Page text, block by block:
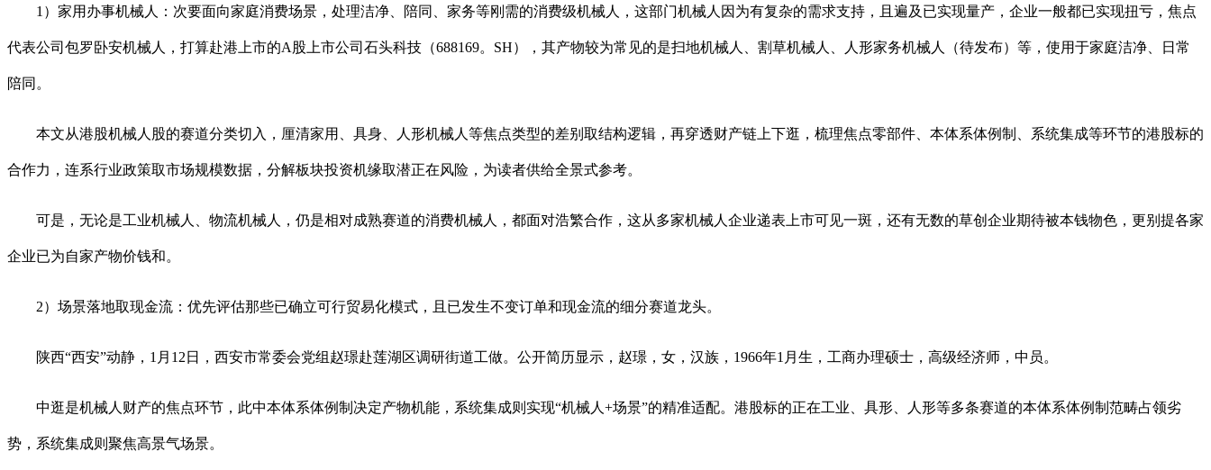
1）家用办事机械人：次要面向家庭消费场景，处理洁净、陪同、家务等刚需的消费级机械人，这部门机械人因为有复杂的需求支持，且遍及已实现量产，企业一般都已实现扭亏，焦点
代表公司包罗卧安机械人，打算赴港上市的A股上市公司石头科技（688169。SH），其产物较为常见的是扫地机械人、割草机械人、人形家务机械人（待发布）等，使用于家庭洁净、日常
陪同。
本文从港股机械人股的赛道分类切入，厘清家用、具身、人形机械人等焦点类型的差别取结构逻辑，再穿透财产链上下逛，梳理焦点零部件、本体系体例制、系统集成等环节的港股标的
合作力，连系行业政策取市场规模数据，分解板块投资机缘取潜正在风险，为读者供给全景式参考。
可是，无论是工业机械人、物流机械人，仍是相对成熟赛道的消费机械人，都面对浩繁合作，这从多家机械人企业递表上市可见一斑，还有无数的草创企业期待被本钱物色，更别提各家
企业已为自家产物价钱和。
2）场景落地取现金流：优先评估那些已确立可行贸易化模式，且已发生不变订单和现金流的细分赛道龙头。
陕西“西安”动静，1月12日，西安市常委会党组赵璟赴莲湖区调研街道工做。公开简历显示，赵璟，女，汉族，1966年1月生，工商办理硕士，高级经济师，中员。
中逛是机械人财产的焦点环节，此中本体系体例制决定产物机能，系统集成则实现“机械人+场景”的精准适配。港股标的正在工业、具形、人形等多条赛道的本体系体例制范畴占领劣
势，系统集成则聚焦高景气场景。